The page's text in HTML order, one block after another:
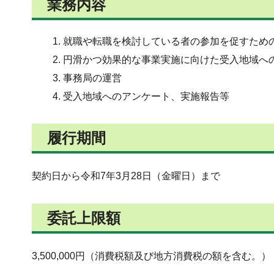
業務内容
就職や転職を検討している者の参加を促すため
円滑かつ効果的な事業実施に向けた受入地域へ
事務局の運営
受入地域へのアンケート、実施報告等
履行期間
契約日から令和7年3月28日（金曜日）まで
委託上限額
3,500,000円（消費税額及び地方消費税の額を含む。）